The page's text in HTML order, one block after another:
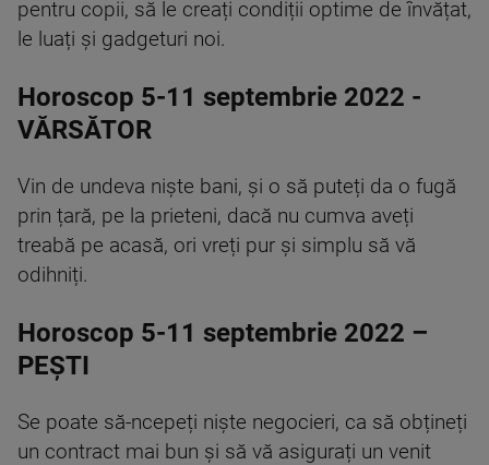
pentru copii, să le creați condiții optime de învățat,
le luați și gadgeturi noi.
Horoscop 5-11 septembrie 2022 -
VĂRSĂTOR
Vin de undeva niște bani, și o să puteți da o fugă
prin țară, pe la prieteni, dacă nu cumva aveți
treabă pe acasă, ori vreți pur și simplu să vă
odihniți.
Horoscop 5-11 septembrie 2022 –
PEȘTI
Se poate să-ncepeți niște negocieri, ca să obțineți
un contract mai bun și să vă asigurați un venit